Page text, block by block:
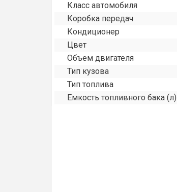
Класс автомобиля
Коробка передач
Кондиционер
Цвет
Объем двигателя
Тип кузова
Тип топлива
Емкость топливного бака (л)